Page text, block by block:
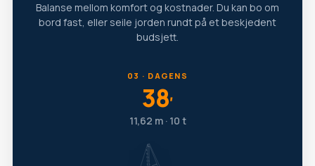
Balanse mellom komfort og kostnader. Du kan bo om
bord fast, eller seile jorden rundt på et beskjedent
budsjett.
03 · DAGENS
38′
11,62 m · 10 t